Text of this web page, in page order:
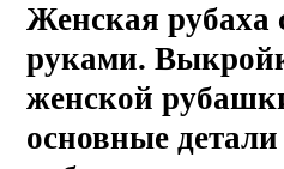
Женская рубаха
руками.
женской
основные